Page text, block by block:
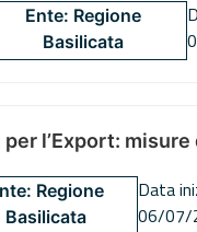
Ente: Regione
Basilicata
l’Export:
Regione
Basilicata
Data
06/07/